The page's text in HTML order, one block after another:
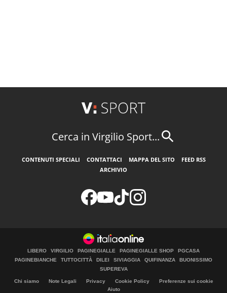
Cerca in Virgilio Sport...
CONTENUTI SPECIALI CONTATTACI MAPPA DEL SITO
FEED RSS
ARCHIVIO
LIBERO VIRGILIO PAGINEGIALLE PAGINEGIALLE SHOP
PGCASA
PAGINEBIANCHE
TUTTOCITTÀ DILEI SIVIAGGIA QUIFINANZA
BUONISSIMO
SUPEREVA
Chi siamo Note Legali Privacy Cookie Policy
Preferenze sui cookie
Aiuto